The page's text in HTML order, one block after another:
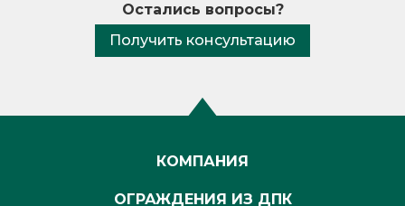
Остались вопросы?
Получить консультацию
КОМПАНИЯ
ОГРАЖДЕНИЯ ИЗ ДПК